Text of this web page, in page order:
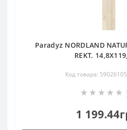
Paradyz NORDLAND
REKT.
Код товара:
1